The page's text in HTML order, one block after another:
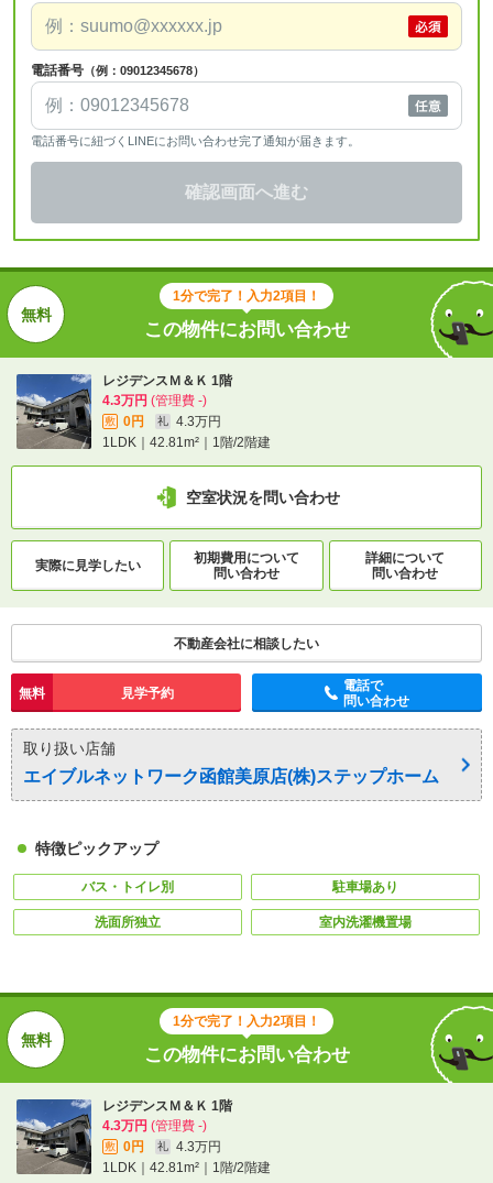
電話番号 （例：09012345678）
電話番号に紐づくLINEにお問い合わせ完了通知が届きます。
確認画面へ進む
1分で完了！入力2項目！
この物件にお問い合わせ
レジデンスＭ＆Ｋ 1階
4.3万円 (管理費 -)
敷 0円 礼
4.3万円
1LDK｜42.81m²｜1階/2階建
空室状況を問い合わせ
実際に見学したい
初期費用について
問い合わせ
詳細について
問い合わせ
不動産会社に相談したい
無料 見学予約
電話で
問い合わせ
取り扱い店舗
エイブルネットワーク函館美原店(株)ステップホーム
特徴ピックアップ
バス・トイレ別 駐車場あり
洗面所独立 室内洗濯機置場
1分で完了！入力2項目！
この物件にお問い合わせ
レジデンスＭ＆Ｋ 1階
4.3万円 (管理費 -)
敷 0円 礼
4.3万円
1LDK｜42.81m²｜1階/2階建